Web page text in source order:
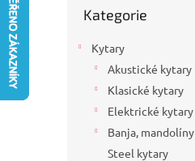
kategorie
Kategorie
Kytary
Akustické kytary
Klasické kytary
Elektrické kytary
Banja, mandolíny
Steel kytary